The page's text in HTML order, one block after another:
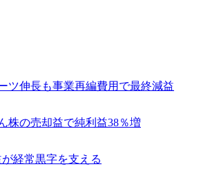
伸長も事業再編費用で最終減益
株の売却益で純利益38％増
経常黒字を支える